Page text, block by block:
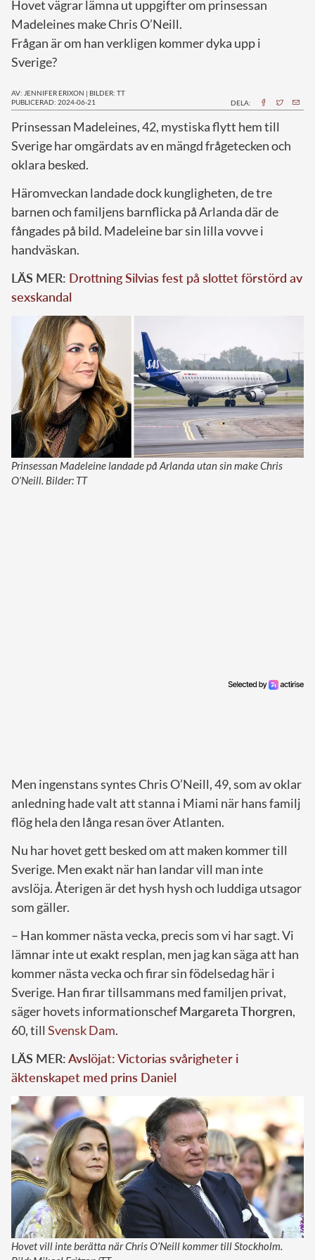
Hovet vägrar lämna ut uppgifter om prinsessan
Madeleines make Chris O’Neill.
Frågan är om han verkligen kommer dyka upp i
Sverige?
AV: JENNIFER ERIXON | BILDER: TT
PUBLICERAD: 2024-06-21
DELA:
Prinsessan Madeleines, 42, mystiska flytt hem till
Sverige har omgärdats av en mängd frågetecken och
oklara besked.
Häromveckan landade dock kungligheten, de tre
barnen och familjens barnflicka på Arlanda där de
fångades på bild. Madeleine bar sin lilla vovve i
handväskan.
LÄS MER: Drottning Silvias fest på slottet förstörd av
sexskandal
Prinsessan Madeleine landade på Arlanda utan sin make Chris
O’Neill. Bilder: TT
Men ingenstans syntes Chris O’Neill, 49, som av oklar
anledning hade valt att stanna i Miami när hans familj
flög hela den långa resan över Atlanten.
Nu har hovet gett besked om att maken kommer till
Sverige. Men exakt när han landar vill man inte
avslöja. Återigen är det hysh hysh och luddiga utsagor
som gäller.
– Han kommer nästa vecka, precis som vi har sagt. Vi
lämnar inte ut exakt resplan, men jag kan säga att han
kommer nästa vecka och firar sin födelsedag här i
Sverige. Han firar tillsammans med familjen privat,
säger hovets informationschefMargareta Thorgren,
60, till Svensk Dam.
LÄS MER:Avslöjat: Victorias svårigheter i
äktenskapet med prins Daniel
Hovet vill inte berätta när Chris O’Neill kommer till Stockholm.